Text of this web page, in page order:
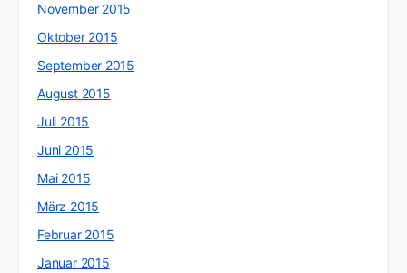
November 2015
Oktober 2015
September 2015
August 2015
Juli 2015
Juni 2015
Mai 2015
März 2015
Februar 2015
Januar 2015